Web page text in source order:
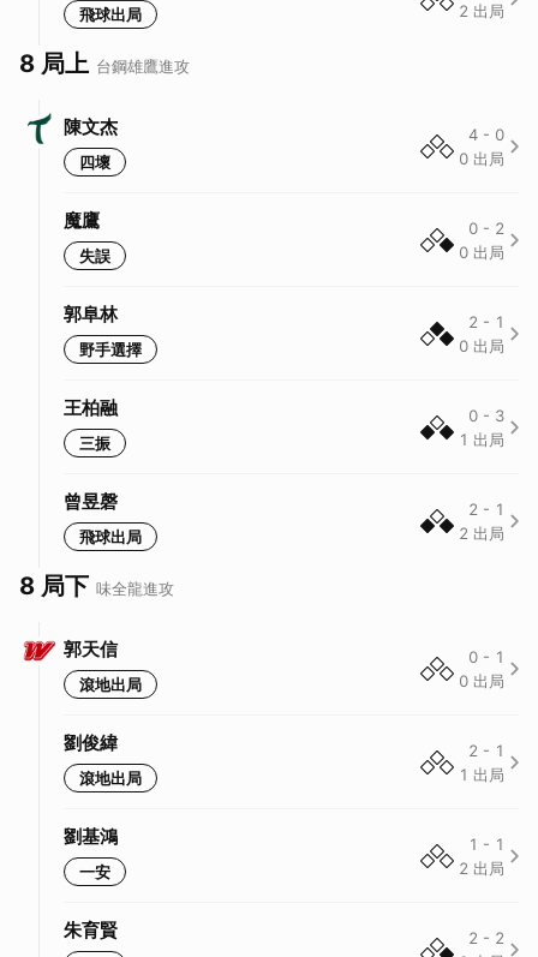
飛球出局
2 出局
8 局上 台鋼雄鷹進攻
陳文杰
四壞
4 - 0
0 出局
魔鷹
失誤
0 - 2
0 出局
郭阜林
野手選擇
2 - 1
0 出局
王柏融
三振
0 - 3
1 出局
曾昱磬
飛球出局
2 - 1
2 出局
8 局下 味全龍進攻
郭天信
滾地出局
0 - 1
0 出局
劉俊緯
滾地出局
2 - 1
1 出局
劉基鴻
一安
1 - 1
2 出局
朱育賢 2 - 2